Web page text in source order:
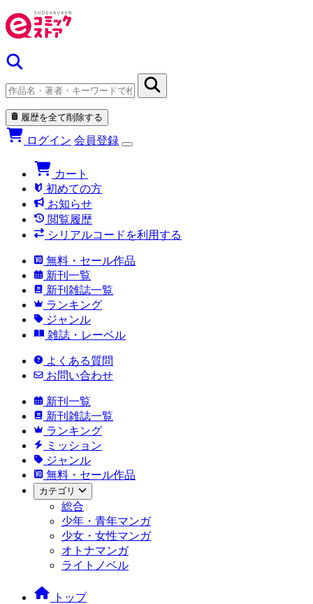
履歴を全て削除する
ログイン 会員登録
カート
初めての方
お知らせ
閲覧履歴
シリアルコードを利用する
無料・セール作品
新刊一覧
新刊雑誌一覧
ランキング
ジャンル
雑誌・レーベル
よくある質問
お問い合わせ
新刊一覧
新刊雑誌一覧
ランキング
ミッション
ジャンル
無料・セール作品
カテゴリ
総合
少年・青年マンガ
少女・女性マンガ
オトナマンガ
ライトノベル
トップ